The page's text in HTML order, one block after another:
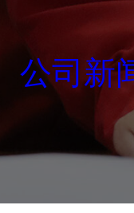
公司新